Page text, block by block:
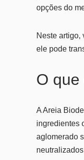
opções do
Neste artigo,
ele pode
O
A Areia
ingredientes
aglomerado